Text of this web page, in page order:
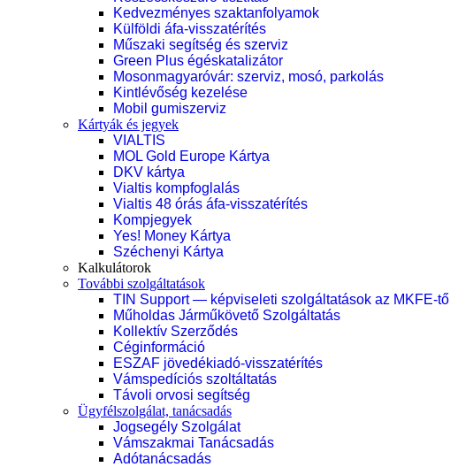
Kedvezményes szaktanfolyamok
Külföldi áfa-visszatérítés
Műszaki segítség és szerviz
Green Plus égéskatalizátor
Mosonmagyaróvár: szerviz, mosó, parkolás
Kintlévőség kezelése
Mobil gumiszerviz
Kártyák és jegyek
VIALTIS
MOL Gold Europe Kártya
DKV kártya
Vialtis kompfoglalás
Vialtis 48 órás áfa-visszatérítés
Kompjegyek
Yes! Money Kártya
Széchenyi Kártya
Kalkulátorok
További szolgáltatások
TIN Support — képviseleti szolgáltatások az MKFE-től
Műholdas Járműkövető Szolgáltatás
Kollektív Szerződés
Céginformáció
ESZAF jövedékiadó-visszatérítés
Vámspedíciós szoltáltatás
Távoli orvosi segítség
Ügyfélszolgálat, tanácsadás
Jogsegély Szolgálat
Vámszakmai Tanácsadás
Adótanácsadás